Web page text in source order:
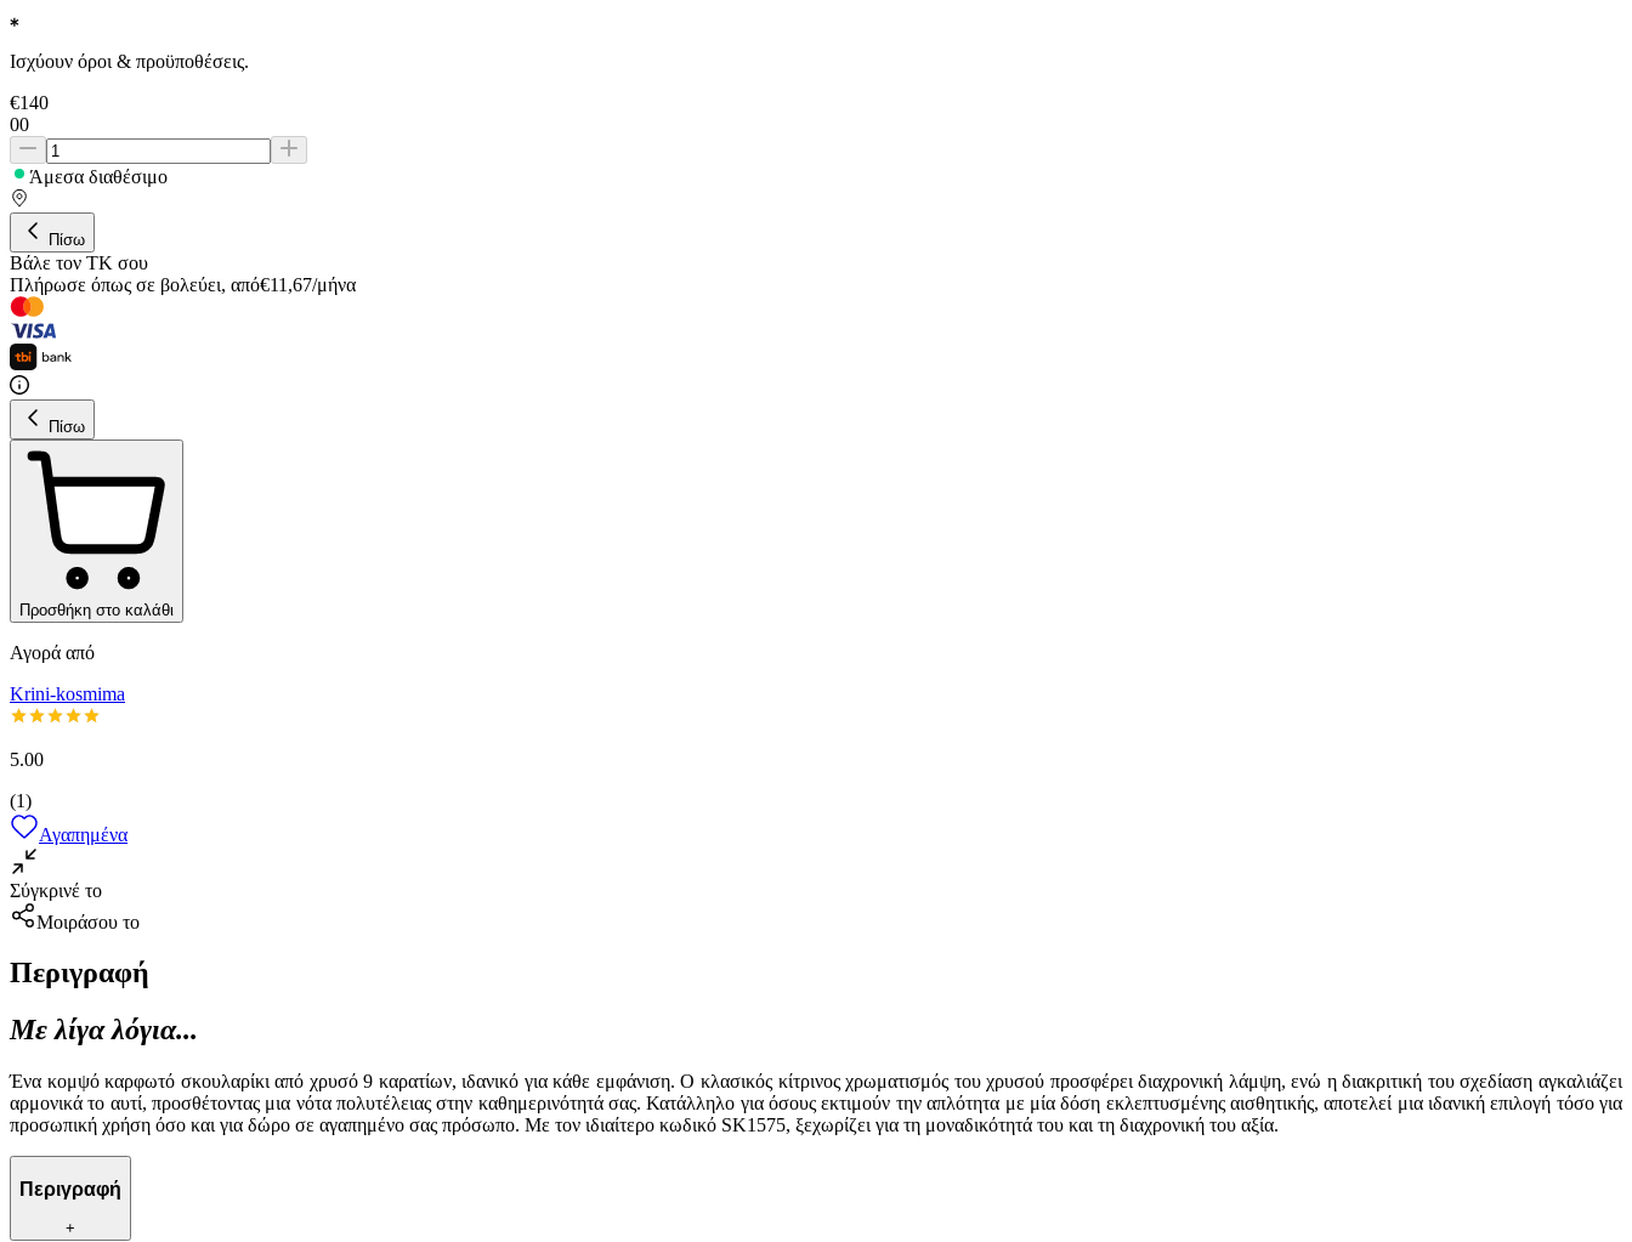
Ισχύουν όροι & προϋποθέσεις.
€140
00
Άμεσα διαθέσιμο
Πίσω
Βάλε τον ΤΚ σου
Πλήρωσε όπως σε βολεύει, από€11,67/μήνα
Πίσω
Προσθήκη στο καλάθι
Αγορά από
Krini-kosmima
5.00
(1)
Αγαπημένα
Σύγκρινέ το
Μοιράσου το
Περιγραφή
Με λίγα λόγια...
Ένα κομψό καρφωτό σκουλαρίκι από χρυσό 9 καρατίων, ιδανικό για κάθε εμφάνιση. Ο κλασικός κίτρινος χρωματισμός του χρυσού προσφέρει διαχρονική λάμψη, ενώ η διακριτική του σχεδίαση αγκαλιάζει
αρμονικά το αυτί, προσθέτοντας μια νότα πολυτέλειας στην καθημερινότητά σας. Κατάλληλο για όσους εκτιμούν την απλότητα με μία δόση εκλεπτυσμένης αισθητικής, αποτελεί μια ιδανική επιλογή τόσο για
προσωπική χρήση όσο και για δώρο σε αγαπημένο σας πρόσωπο. Με τον ιδιαίτερο κωδικό SK1575, ξεχωρίζει για τη μοναδικότητά του και τη διαχρονική του αξία.
Περιγραφή
+